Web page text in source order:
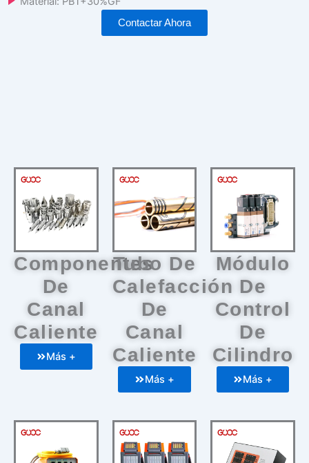
Contactar Ahora
Componentes
De
Canal
Caliente
Más +
Tubo De
Calefacción
De
Canal
Caliente
Más +
Módulo
De
Control
De
Cilindro
Más +